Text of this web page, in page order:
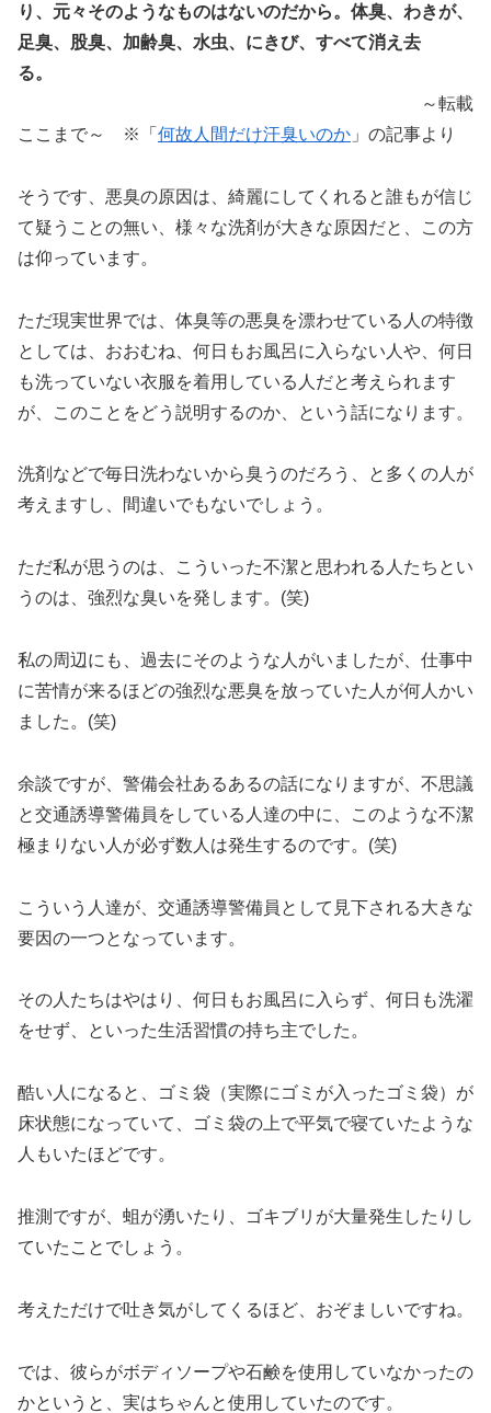
り、元々そのようなものはないのだから。体臭、わきが、
足臭、股臭、加齢臭、水虫、にきび、すべて消え去
る。
～転載
ここまで～ ※「 何故人間だけ汗臭いのか 」の記事より
そうです、悪臭の原因は、綺麗にしてくれると誰もが信じ
て疑うことの無い、様々な洗剤が大きな原因だと、この方
は仰っています。
ただ現実世界では、体臭等の悪臭を漂わせている人の特徴
としては、おおむね、何日もお風呂に入らない人や、何日
も洗っていない衣服を着用している人だと考えられます
が、このことをどう説明するのか、という話になります。
洗剤などで毎日洗わないから臭うのだろう、と多くの人が
考えますし、間違いでもないでしょう。
ただ私が思うのは、こういった不潔と思われる人たちとい
うのは、強烈な臭いを発します。(笑)
私の周辺にも、過去にそのような人がいましたが、仕事中
に苦情が来るほどの強烈な悪臭を放っていた人が何人かい
ました。(笑)
余談ですが、警備会社あるあるの話になりますが、不思議
と交通誘導警備員をしている人達の中に、このような不潔
極まりない人が必ず数人は発生するのです。(笑)
こういう人達が、交通誘導警備員として見下される大きな
要因の一つとなっています。
その人たちはやはり、何日もお風呂に入らず、何日も洗濯
をせず、といった生活習慣の持ち主でした。
酷い人になると、ゴミ袋（実際にゴミが入ったゴミ袋）が
床状態になっていて、ゴミ袋の上で平気で寝ていたような
人もいたほどです。
推測ですが、蛆が湧いたり、ゴキブリが大量発生したりし
ていたことでしょう。
考えただけで吐き気がしてくるほど、おぞましいですね。
では、彼らがボディソープや石鹸を使用していなかったの
かというと、実はちゃんと使用していたのです。